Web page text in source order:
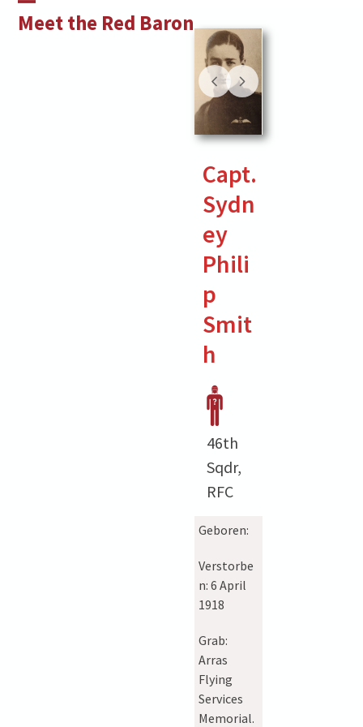
Meet the Red Baron
Open
Close
Capt.
Sydn
ey
Phili
p
Smit
h
46th
Sqdr,
RFC
Geboren:
Verstorbe
n:6 April
1918
Grab:
Arras
Flying
Services
Memorial.